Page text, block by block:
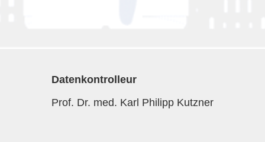
Datenkontrolleur
Prof. Dr. med. Karl Philipp Kutzner